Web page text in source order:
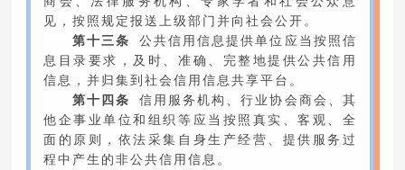
见，按照规定报送上级部门并向社会公开。
第十三条
公共信用信息提供单位应当按照信
息目录要求，及时、准确、完整地提供公共信用
信息，并归集到社会信用信息共享平台。
第十四条
信用服务机构、行业协会商会、其
他企事业单位和组织等应当按照真实、客观、全
面的原则，依法采集自身生产经营、提供服务过
程中产生的非公共信用信息。